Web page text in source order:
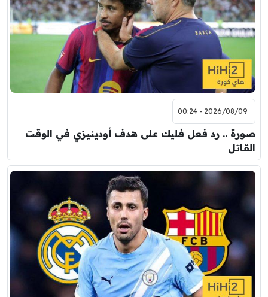
2026/08/09 - 00:24
صورة .. رد فعل فليك على هدف أودينيزي في الوقت
القاتل